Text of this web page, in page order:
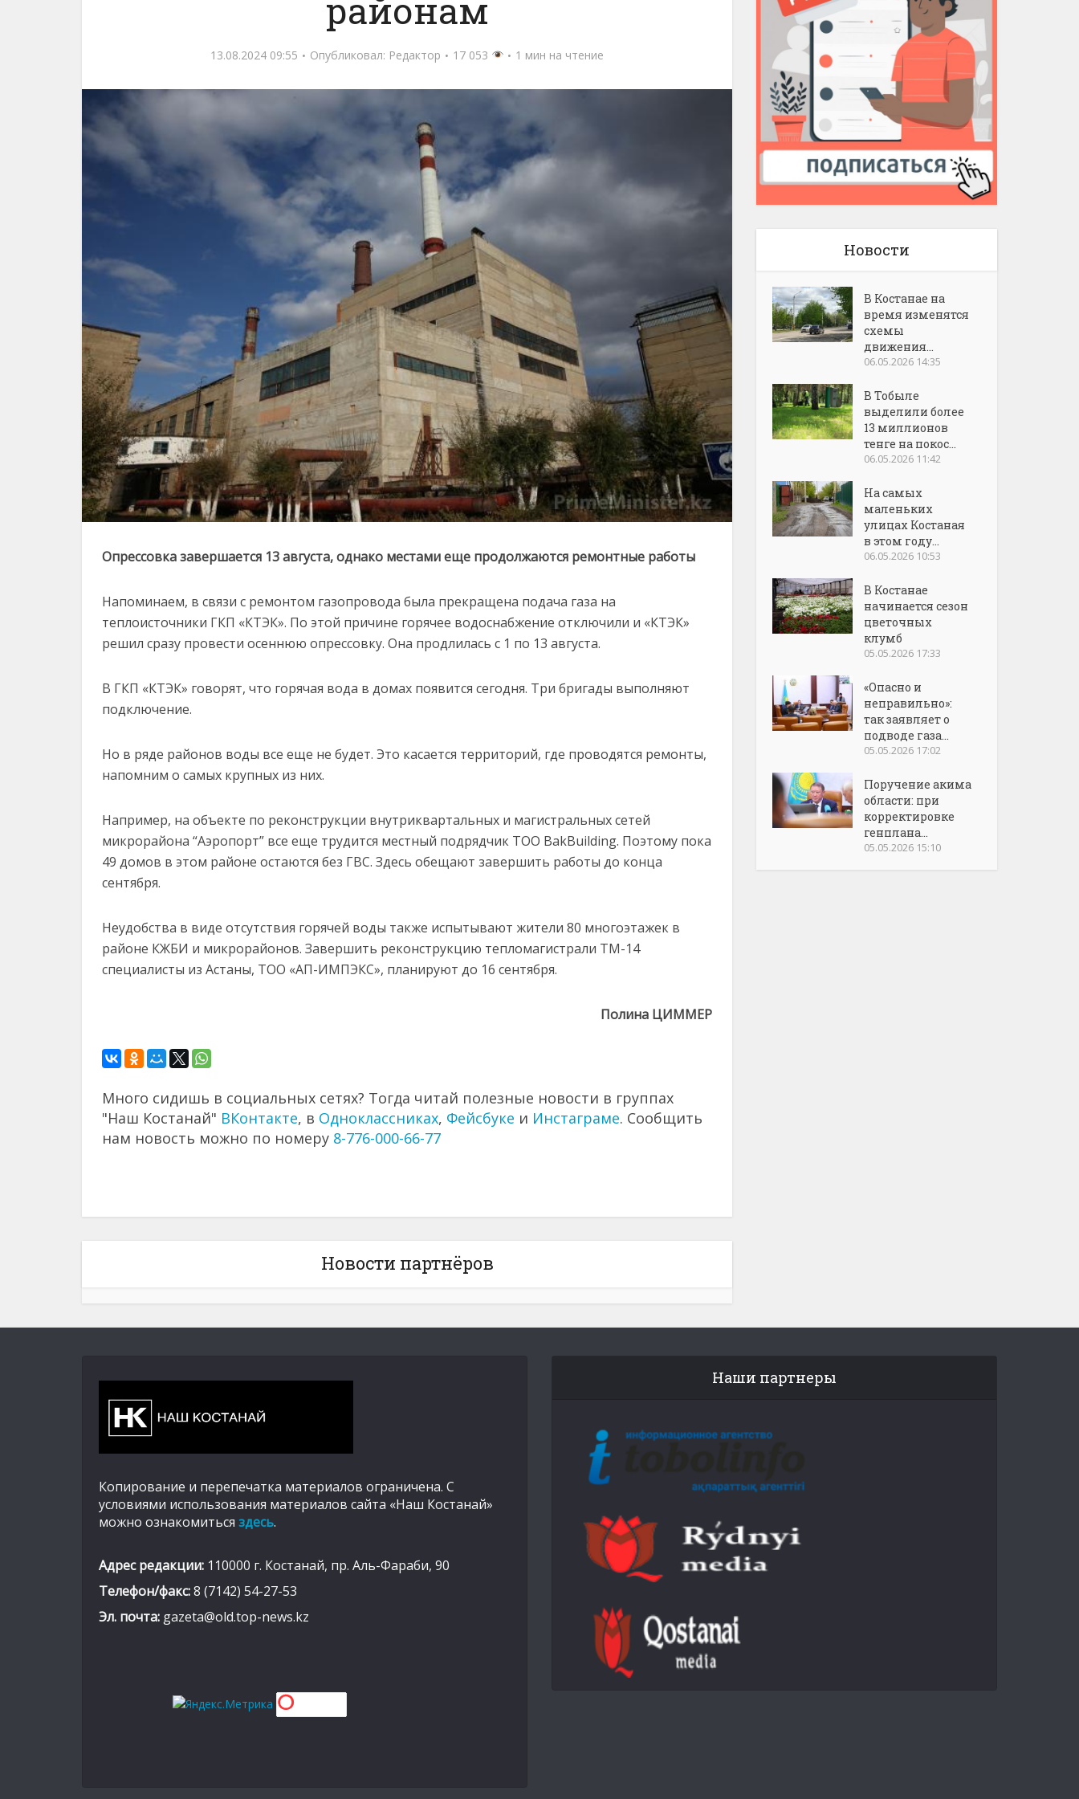
районам
13.08.2024 09:55 Опубликовал: Редактор 17 053 1 мин на чтение
Опрессовка завершается 13 августа, однако местами еще продолжаются ремонтные работы
Напоминаем, в связи с ремонтом газопровода была прекращена подача газа на
теплоисточники ГКП «КТЭК». По этой причине горячее водоснабжение отключили и «КТЭК»
решил сразу провести осеннюю опрессовку. Она продлилась с 1 по 13 августа.
В ГКП «КТЭК» говорят, что горячая вода в домах появится сегодня. Три бригады выполняют
подключение.
Но в ряде районов воды все еще не будет. Это касается территорий, где проводятся ремонты,
напомним о самых крупных из них.
Например, на объекте по реконструкции внутриквартальных и магистральных сетей
микрорайона “Аэропорт” все еще трудится местный подрядчик ТОО BakBuilding. Поэтому пока
49 домов в этом районе остаются без ГВС. Здесь обещают завершить работы до конца
сентября.
Неудобства в виде отсутствия горячей воды также испытывают жители 80 многоэтажек в
районе КЖБИ и микрорайонов. Завершить реконструкцию тепломагистрали ТМ-14
специалисты из Астаны, ТОО «АП-ИМПЭКС», планируют до 16 сентября.
Полина ЦИММЕР
Много сидишь в социальных сетях? Тогда читай полезные новости в группах
"Наш Костанай" ВКонтакте, в Одноклассниках, Фейсбуке и Инстаграме. Сообщить
нам новость можно по номеру 8-776-000-66-77
Новости партнёров
Новости
В Костанае на
время изменятся
схемы
движения...
06.05.2026 14:35
В Тобыле
выделили более
13 миллионов
тенге на покос...
06.05.2026 11:42
На самых
маленьких
улицах Костаная
в этом году...
06.05.2026 10:53
В Костанае
начинается сезон
цветочных
клумб
05.05.2026 17:33
«Опасно и
неправильно»:
так заявляет о
подводе газа...
05.05.2026 17:02
Поручение акима
области: при
корректировке
генплана...
05.05.2026 15:10
Копирование и перепечатка материалов ограничена. С
условиями использования материалов сайта «Наш Костанай»
можно ознакомиться здесь.
Адрес редакции: 110000 г. Костанай, пр. Аль-Фараби, 90
Телефон/факс:8 (7142) 54-27-53
Эл. почта: gazeta@old.top-news.kz
Наши партнеры